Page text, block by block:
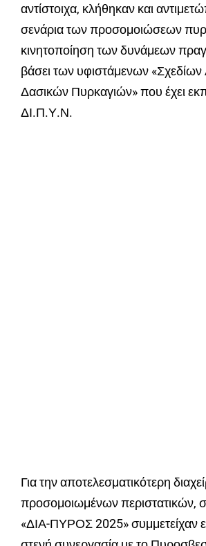
αντίστοιχα, κλήθηκαν και
σενάρια των προσομοιώσεων
κινητοποίηση των δυνάμεων
βάσει των υφιστάμενων «Σχεδίων
Δασικών Πυρκαγιών» που έχει
ΔΙ.Π.Υ.Ν.
Για την αποτελεσματικότερη
προσομοιωμένων περιστατικών,
«ΔΙΑ-ΠΥΡΟΣ 2025» συμμετείχαν